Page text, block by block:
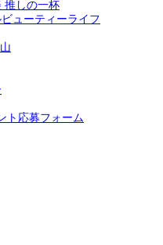
推しの一杯
ューティーライフ
ト応募フォーム